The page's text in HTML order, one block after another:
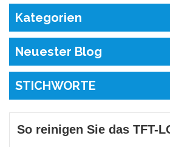
Kategorien
Neuester Blog
STICHWORTE
So reinigen Sie das TFT-